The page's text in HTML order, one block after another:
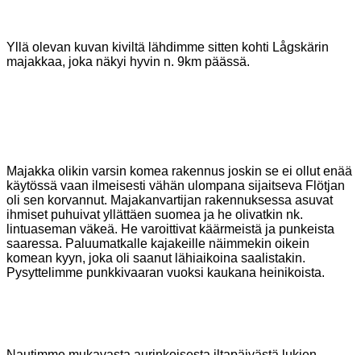
Yllä olevan kuvan kiviltä lähdimme sitten kohti Lågskärin
majakkaa, joka näkyi hyvin n. 9km päässä.
Majakka olikin varsin komea rakennus joskin se ei ollut enää
käytössä vaan ilmeisesti vähän ulompana sijaitseva Flötjan
oli sen korvannut. Majakanvartijan rakennuksessa asuvat
ihmiset puhuivat yllättäen suomea ja he olivatkin nk.
lintuaseman väkeä. He varoittivat käärmeistä ja punkeista
saaressa. Paluumatkalle kajakeille näimmekin oikein
komean kyyn, joka oli saanut lähiaikoina saalistakin.
Pysyttelimme punkkivaaran vuoksi kaukana heinikoista.